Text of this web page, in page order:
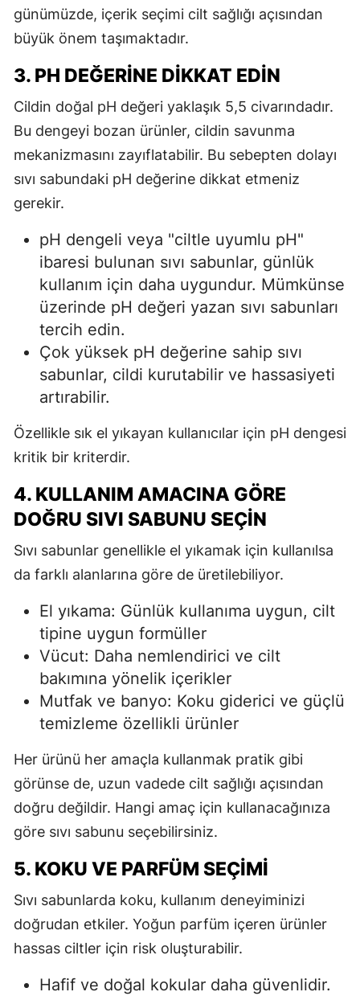
günümüzde, içerik seçimi cilt sağlığı açısından
büyük önem taşımaktadır.
3. PH DEĞERINE DIKKAT EDIN
Cildin doğal pH değeri yaklaşık 5,5 civarındadır.
Bu dengeyi bozan ürünler, cildin savunma
mekanizmasını zayıflatabilir. Bu sebepten dolayı
sıvı sabundaki pH değerine dikkat etmeniz
gerekir.
pH dengeli veya "ciltle uyumlu pH"
ibaresi bulunan sıvı sabunlar, günlük
kullanım için daha uygundur. Mümkünse
üzerinde pH değeri yazan sıvı sabunları
tercih edin.
Çok yüksek pH değerine sahip sıvı
sabunlar, cildi kurutabilir ve hassasiyeti
artırabilir.
Özellikle sık el yıkayan kullanıcılar için pH dengesi
kritik bir kriterdir.
4. KULLANIM AMACINA GÖRE
DOĞRU SIVI SABUNU SEÇIN
Sıvı sabunlar genellikle el yıkamak için kullanılsa
da farklı alanlarına göre de üretilebiliyor.
El yıkama: Günlük kullanıma uygun, cilt
tipine uygun formüller
Vücut: Daha nemlendirici ve cilt
bakımına yönelik içerikler
Mutfak ve banyo: Koku giderici ve güçlü
temizleme özellikli ürünler
Her ürünü her amaçla kullanmak pratik gibi
görünse de, uzun vadede cilt sağlığı açısından
doğru değildir. Hangi amaç için kullanacağınıza
göre sıvı sabunu seçebilirsiniz.
5. KOKU VE PARFÜM SEÇIMI
Sıvı sabunlarda koku, kullanım deneyiminizi
doğrudan etkiler. Yoğun parfüm içeren ürünler
hassas ciltler için risk oluşturabilir.
Hafif ve doğal kokular daha güvenlidir.